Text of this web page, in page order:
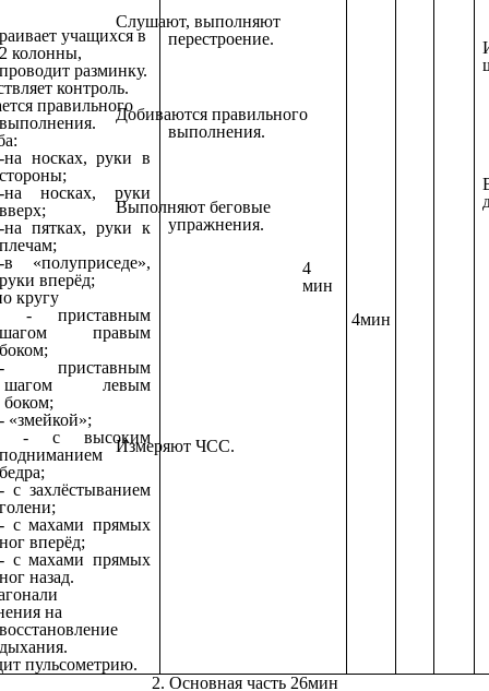
учащихся в
2 колонны,
проводит разминку.
контроль.
правильного
выполнения.
-на носках, руки в
стороны;
-на носках, руки
вверх;
-на пятках, руки к
плечам;
-в «полуприседе»,
руки вперёд;
кругу
- приставным
шагом правым
боком;
- приставным
шагом левым
боком;
- «змейкой»;
- с высоким
подниманием
бедра;
- с захлёстыванием
голени;
- с махами прямых
ног вперёд;
- с махами прямых
ног назад.
на
восстановление
дыхания.
пульсометрию.
Слушают, выполняют
перестроение.
Добиваются правильного
выполнения.
Выполняют беговые
упражнения.
Измеряют ЧСС.
4
мин
4мин
2. Основная часть 26мин